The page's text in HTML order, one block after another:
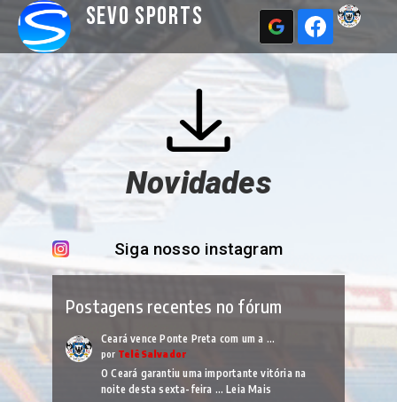
Sevo Sports
Novidades
Siga nosso instagram
Postagens recentes no fórum
Ceará vence Ponte Preta com um a …
por TelêSalvador
O Ceará garantiu uma importante vitória na
noite desta sexta-feira …Leia Mais